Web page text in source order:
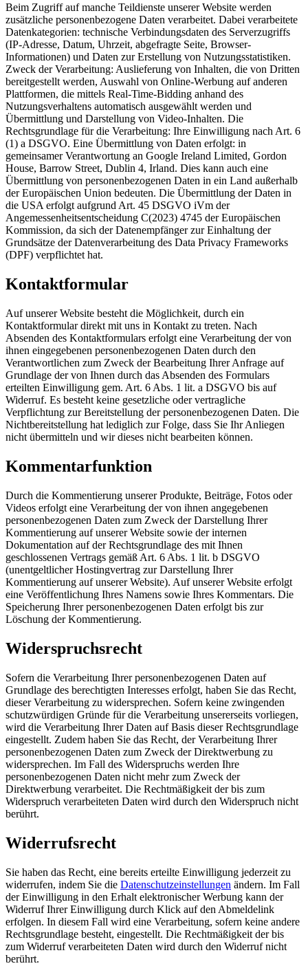
Beim Zugriff auf manche Teildienste unserer Website werden
zusätzliche personenbezogene Daten verarbeitet. Dabei verarbeitete
Datenkategorien: technische Verbindungsdaten des Serverzugriffs
(IP-Adresse, Datum, Uhrzeit, abgefragte Seite, Browser-
Informationen) und Daten zur Erstellung von Nutzungsstatistiken.
Zweck der Verarbeitung: Auslieferung von Inhalten, die von Dritten
bereitgestellt werden, Auswahl von Online-Werbung auf anderen
Plattformen, die mittels Real-Time-Bidding anhand des
Nutzungsverhaltens automatisch ausgewählt werden und
Übermittlung und Darstellung von Video-Inhalten. Die
Rechtsgrundlage für die Verarbeitung: Ihre Einwilligung nach Art. 6
(1) a DSGVO. Eine Übermittlung von Daten erfolgt: in
gemeinsamer Verantwortung an Google Ireland Limited, Gordon
House, Barrow Street, Dublin 4, Irland. Dies kann auch eine
Übermittlung von personenbezogenen Daten in ein Land außerhalb
der Europäischen Union bedeuten. Die Übermittlung der Daten in
die USA erfolgt aufgrund Art. 45 DSGVO iVm der
Angemessenheitsentscheidung C(2023) 4745 der Europäischen
Kommission, da sich der Datenempfänger zur Einhaltung der
Grundsätze der Datenverarbeitung des Data Privacy Frameworks
(DPF) verpflichtet hat.
Kontaktformular
Auf unserer Website besteht die Möglichkeit, durch ein
Kontaktformular direkt mit uns in Kontakt zu treten. Nach
Absenden des Kontaktformulars erfolgt eine Verarbeitung der von
ihnen eingegebenen personenbezogenen Daten durch den
Verantwortlichen zum Zweck der Bearbeitung Ihrer Anfrage auf
Grundlage der von Ihnen durch das Absenden des Formulars
erteilten Einwilligung gem. Art. 6 Abs. 1 lit. a DSGVO bis auf
Widerruf. Es besteht keine gesetzliche oder vertragliche
Verpflichtung zur Bereitstellung der personenbezogenen Daten. Die
Nichtbereitstellung hat lediglich zur Folge, dass Sie Ihr Anliegen
nicht übermitteln und wir dieses nicht bearbeiten können.
Kommentarfunktion
Durch die Kommentierung unserer Produkte, Beiträge, Fotos oder
Videos erfolgt eine Verarbeitung der von ihnen angegebenen
personenbezogenen Daten zum Zweck der Darstellung Ihrer
Kommentierung auf unserer Website sowie der internen
Dokumentation auf der Rechtsgrundlage des mit Ihnen
geschlossenen Vertrags gemäß Art. 6 Abs. 1 lit. b DSGVO
(unentgeltlicher Hostingvertrag zur Darstellung Ihrer
Kommentierung auf unserer Website). Auf unserer Website erfolgt
eine Veröffentlichung Ihres Namens sowie Ihres Kommentars. Die
Speicherung Ihrer personenbezogenen Daten erfolgt bis zur
Löschung der Kommentierung.
Widerspruchsrecht
Sofern die Verarbeitung Ihrer personenbezogenen Daten auf
Grundlage des berechtigten Interesses erfolgt, haben Sie das Recht,
dieser Verarbeitung zu widersprechen. Sofern keine zwingenden
schutzwürdigen Gründe für die Verarbeitung unsererseits vorliegen,
wird die Verarbeitung Ihrer Daten auf Basis dieser Rechtsgrundlage
eingestellt. Zudem haben Sie das Recht, der Verarbeitung Ihrer
personenbezogenen Daten zum Zweck der Direktwerbung zu
widersprechen. Im Fall des Widerspruchs werden Ihre
personenbezogenen Daten nicht mehr zum Zweck der
Direktwerbung verarbeitet. Die Rechtmäßigkeit der bis zum
Widerspruch verarbeiteten Daten wird durch den Widerspruch nicht
berührt.
Widerrufsrecht
Sie haben das Recht, eine bereits erteilte Einwilligung jederzeit zu
widerrufen, indem Sie die Datenschutzeinstellungen ändern. Im Fall
der Einwilligung in den Erhalt elektronischer Werbung kann der
Widerruf Ihrer Einwilligung durch Klick auf den Abmeldelink
erfolgen. In diesem Fall wird eine Verarbeitung, sofern keine andere
Rechtsgrundlage besteht, eingestellt. Die Rechtmäßigkeit der bis
zum Widerruf verarbeiteten Daten wird durch den Widerruf nicht
berührt.